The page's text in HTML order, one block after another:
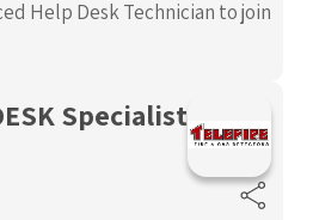
Help Desk Technician to join ...
Specialist